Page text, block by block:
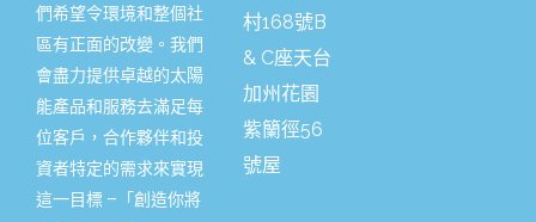
們希望令環境和整個社
區有正面的改變。我們
會盡力提供卓越的太陽
能產品和服務去滿足每
位客戶，合作夥伴和投
資者特定的需求來實現
這一目標 –「創造你將
村168號B
& C座天台
加州花園
紫籣徑56
號屋